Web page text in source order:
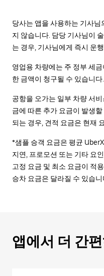
당사는 앱을 사용하는 기사
지 않습니다. 담당 기사님이
는 경우, 기사님에게 즉시 운
영업용 차량에는 주 정부 세
한 금액이 청구될 수 있습니다.
공항을 오가는 일부 차량 서
금에 따른 추가 요금이 발생
되는 경우, 견적 요금은 현재
*샘플 승객 요금은 평균
지연, 프로모션 또는 기타 요
고정 요금 및 최소 요금이 적
승차 요금은 달라질 수 있습니
앱에서 더 간편